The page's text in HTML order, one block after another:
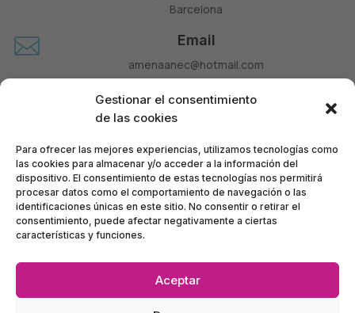
Gestionar el consentimiento
de las cookies
Para ofrecer las mejores experiencias, utilizamos tecnologías como
las cookies para almacenar y/o acceder a la información del
dispositivo. El consentimiento de estas tecnologías nos permitirá
procesar datos como el comportamiento de navegación o las
identificaciones únicas en este sitio. No consentir o retirar el
consentimiento, puede afectar negativamente a ciertas
características y funciones.
Aceptar
Barcelona
 Email
amenaanec@hotmail.com
Teléfono
660 677 963